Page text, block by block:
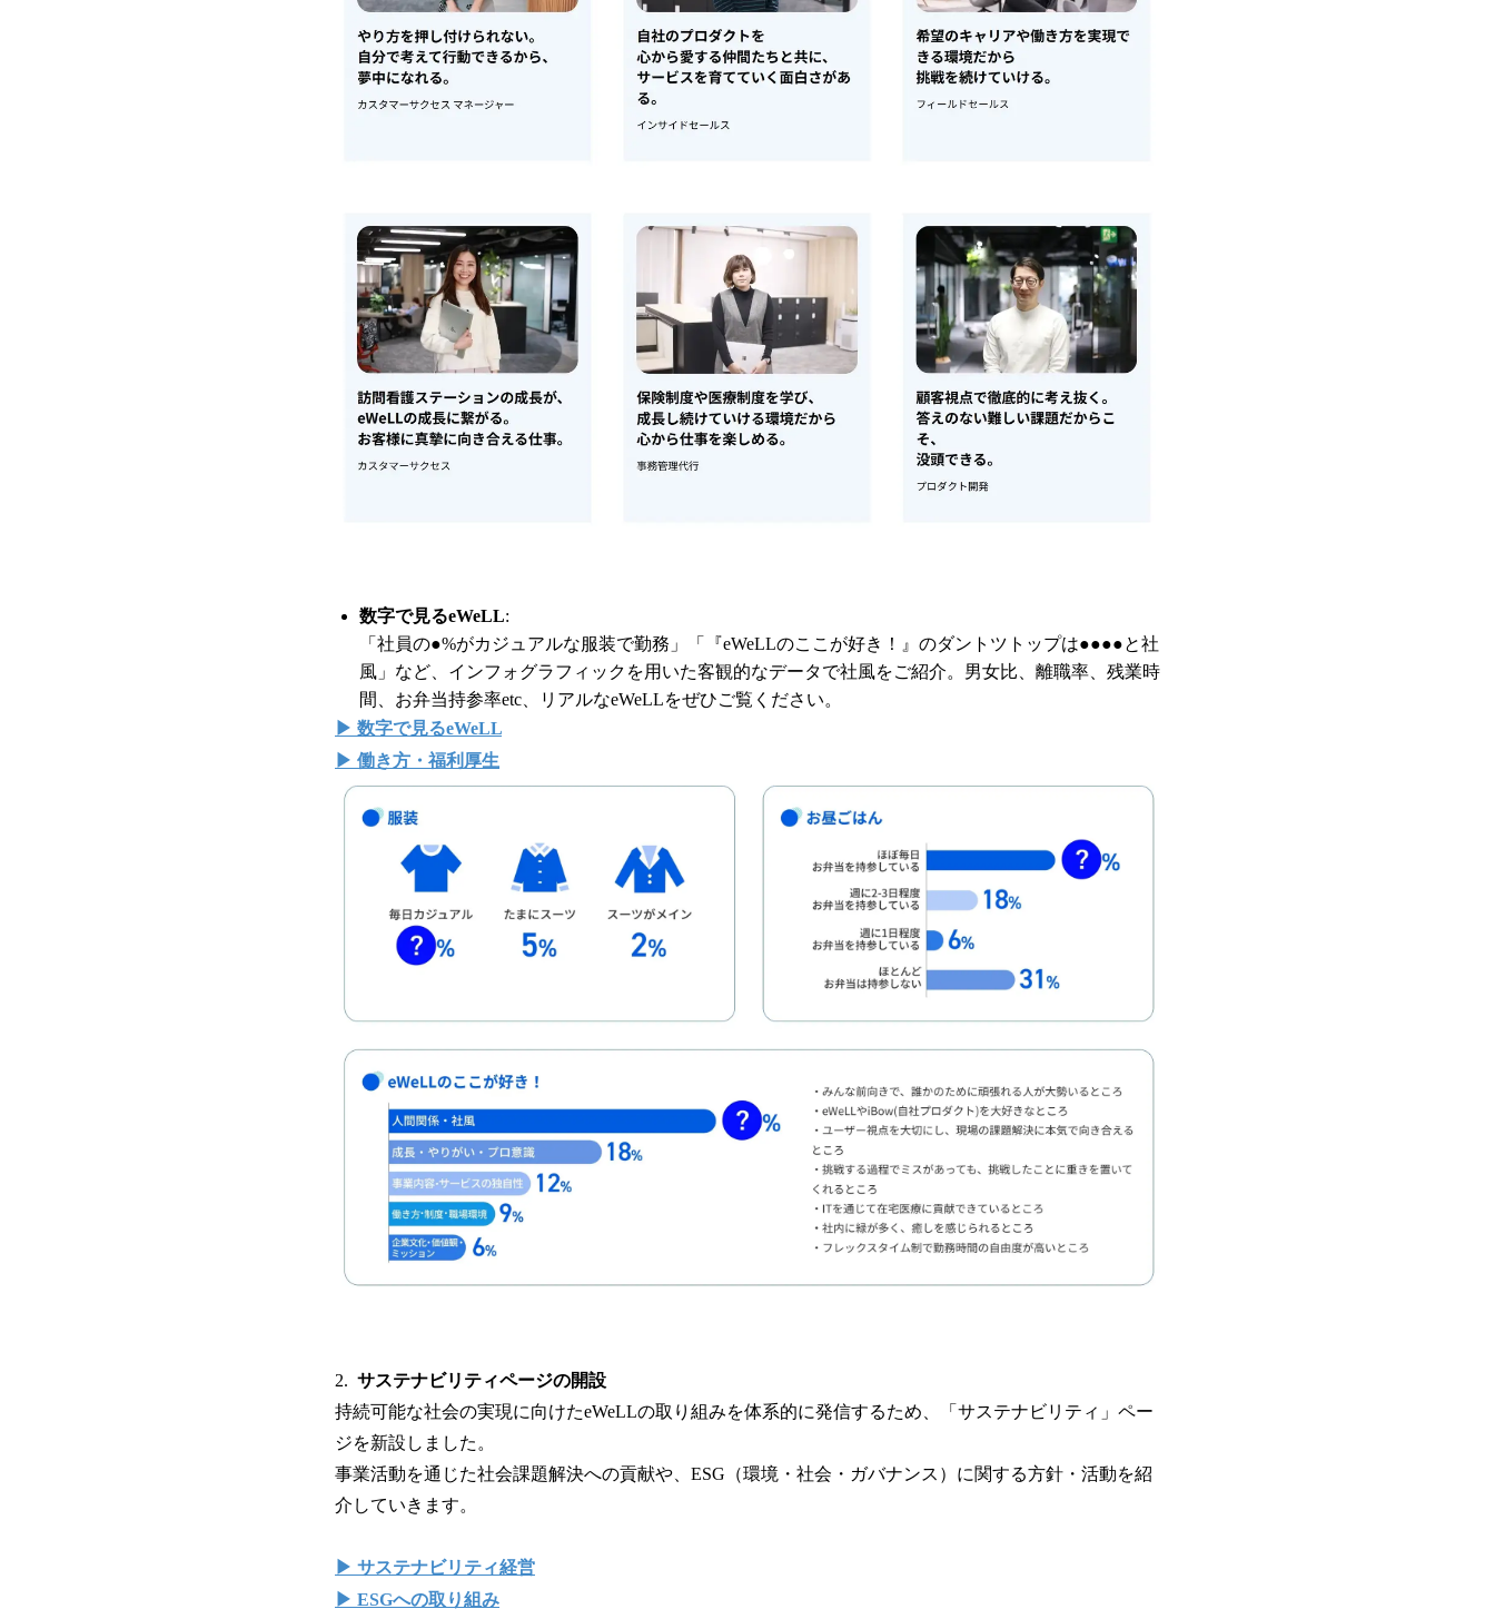
数字で見るeWeLL:
「社員の●%がカジュアルな服装で勤務」「『eWeLLのここが好き！』のダントツトップは●●●●と社
風」など、インフォグラフィックを用いた客観的なデータで社風をご紹介。男女比、離職率、残業時
間、お弁当持参率etc、リアルなeWeLLをぜひご覧ください。
▶ 数字で見るeWeLL
▶ 働き方・福利厚生
2. サステナビリティページの開設
持続可能な社会の実現に向けたeWeLLの取り組みを体系的に発信するため、「サステナビリティ」ペー
ジを新設しました。
事業活動を通じた社会課題解決への貢献や、ESG（環境・社会・ガバナンス）に関する方針・活動を紹
介していきます。
▶ サステナビリティ経営
▶ ESGへの取り組み